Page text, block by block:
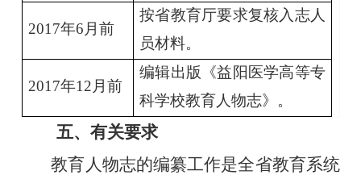
2017年6 月前
按省教育厅要求复核入志人
员材料。
2017年12 月前
编辑出版《益阳医学高等专
科学校教育人物志》。
五、有关要求
教育人物志的编纂工作是全省教育系统